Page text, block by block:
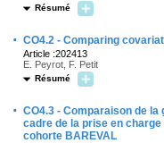
Résumé
· CO4.2 - Comparing
Article :202413
E. Peyrot, F. Petit
Résumé
· CO4.3 - Comparaison de
cadre de la prise en
cohorte BAREVAL